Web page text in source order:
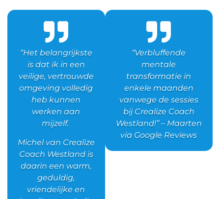
“Het belangrijkste
is dat ik in een
veilige, vertrouwde
omgeving volledig
heb kunnen
werken aan
mijzelf.
Michel van Crealize
Coach Westland is
daarin een warm,
geduldig,
vriendelijke en
“Verbluffende
mentale
transformatie in
enkele maanden
vanwege de sessies
bij Crealize Coach
Westland!” – Maarten
via Google Reviews